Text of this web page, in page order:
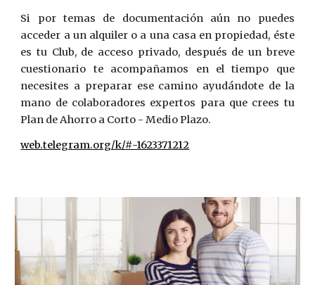
Si por temas de documentación aún no puedes
acceder a un alquiler o a una casa en propiedad, éste
es tu Club, de acceso privado, después de un breve
cuestionario te acompañamos en el tiempo que
necesites a preparar ese camino ayudándote de la
mano de colaboradores expertos para que crees tu
Plan de Ahorro a Corto - Medio Plazo.
web.telegram.org/k/#-1623371212